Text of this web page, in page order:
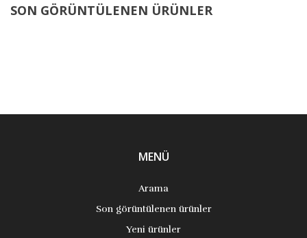
SON GÖRÜNTÜLENEN ÜRÜNLER
MENÜ
Arama
Son görüntülenen ürünler
Yeni ürünler